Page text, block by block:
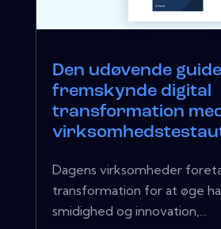
Den udøvende
fremskynde digital
transformation med
Dagens virksomheder
transformation for at øge
smidighed og innovation,...